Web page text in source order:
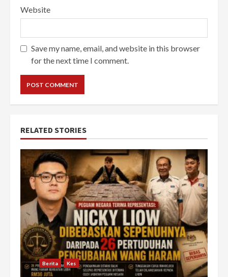
Website
Save my name, email, and website in this browser
for the next time I comment.
RELATED STORIES
Berita Kes